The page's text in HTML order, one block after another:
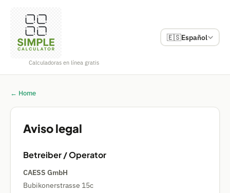
Calculadoras en línea gratis
🇪🇸Español
← Home
Aviso legal
Betreiber / Operator
CAESS GmbH
Bubikonerstrasse 15c